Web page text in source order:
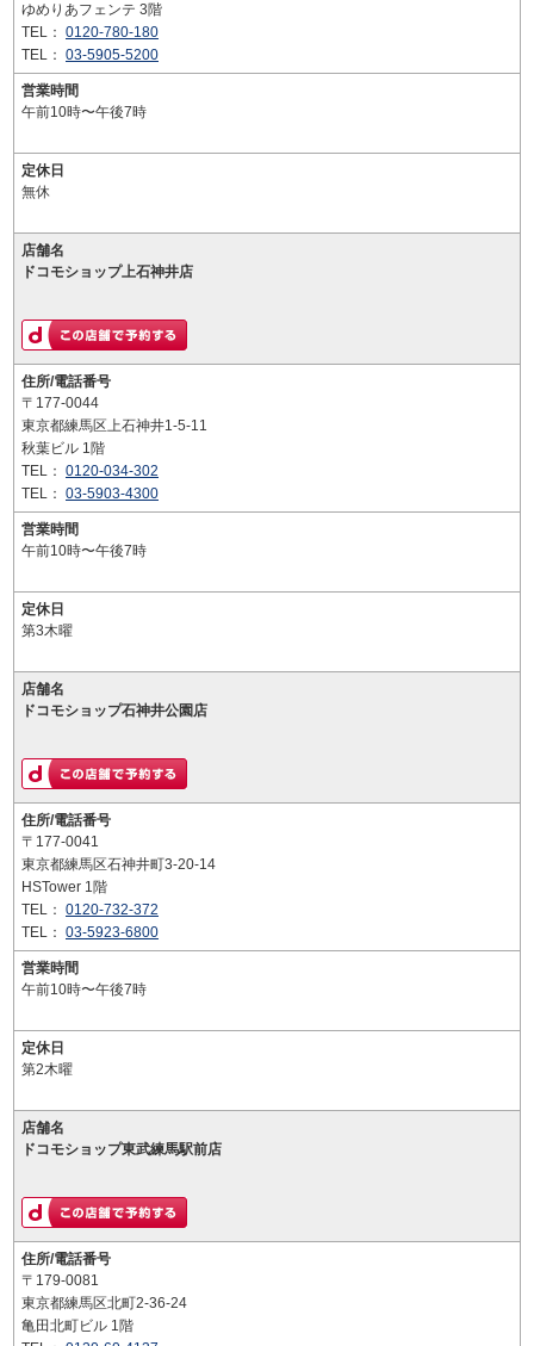
ゆめりあフェンテ 3階
TEL： 0120-780-180
TEL： 03-5905-5200
営業時間
午前10時〜午後7時
定休日
無休
店舗名
ドコモショップ上石神井店
住所/電話番号
〒177-0044
東京都練馬区上石神井1-5-11
秋葉ビル 1階
TEL： 0120-034-302
TEL： 03-5903-4300
営業時間
午前10時〜午後7時
定休日
第3木曜
店舗名
ドコモショップ石神井公園店
住所/電話番号
〒177-0041
東京都練馬区石神井町3-20-14
HSTower 1階
TEL： 0120-732-372
TEL： 03-5923-6800
営業時間
午前10時〜午後7時
定休日
第2木曜
店舗名
ドコモショップ東武練馬駅前店
住所/電話番号
〒179-0081
東京都練馬区北町2-36-24
亀田北町ビル 1階